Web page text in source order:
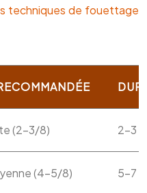
techniques de fouettage
(2-3/8) 2-3
(4-5/8) 5-7